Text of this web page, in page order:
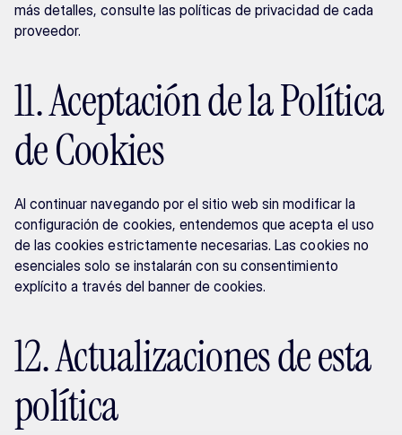
más detalles, consulte las políticas de privacidad de cada
proveedor.
11. Aceptación de la Política
de Cookies
Al continuar navegando por el sitio web sin modificar la
configuración de cookies, entendemos que acepta el uso
de las cookies estrictamente necesarias. Las cookies no
esenciales solo se instalarán con su consentimiento
explícito a través del banner de cookies.
12. Actualizaciones de esta
política